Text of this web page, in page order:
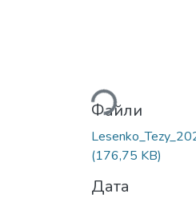
Вантажиться...
Файли
(176,75 KB)
Дата